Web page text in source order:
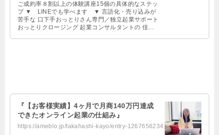
ご成約率８割以上の体験講座15個の具体的なステッ
プ ▼ LINEでも学べます ▼ 言語化・売り込みが
苦手な 口下手おっとりさん専門／独立起業サポート
おっとりクロージング 起業コンサルタントの 佳代
『【お客様実績】4ヶ月で月商140万円達成
できたオンライン起業の仕組み』
https://ameblo.jp/takahashi-kayo/entry-12676562341.html